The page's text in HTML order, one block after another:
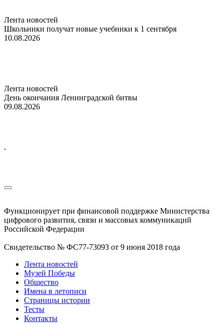
Лента новостей
Школьники получат новые учебники к 1 сентября
10.08.2026
Лента новостей
День окончания Ленинградской битвы
09.08.2026
Функционирует при финансовой поддержке Министерства
цифрового развития, связи и массовых коммуникаций
Российской Федерации
Свидетельство № ФС77-73093 от 9 июня 2018 года
Лента новостей
Музей Победы
Общество
Имена в летописи
Страницы истории
Тесты
Контакты